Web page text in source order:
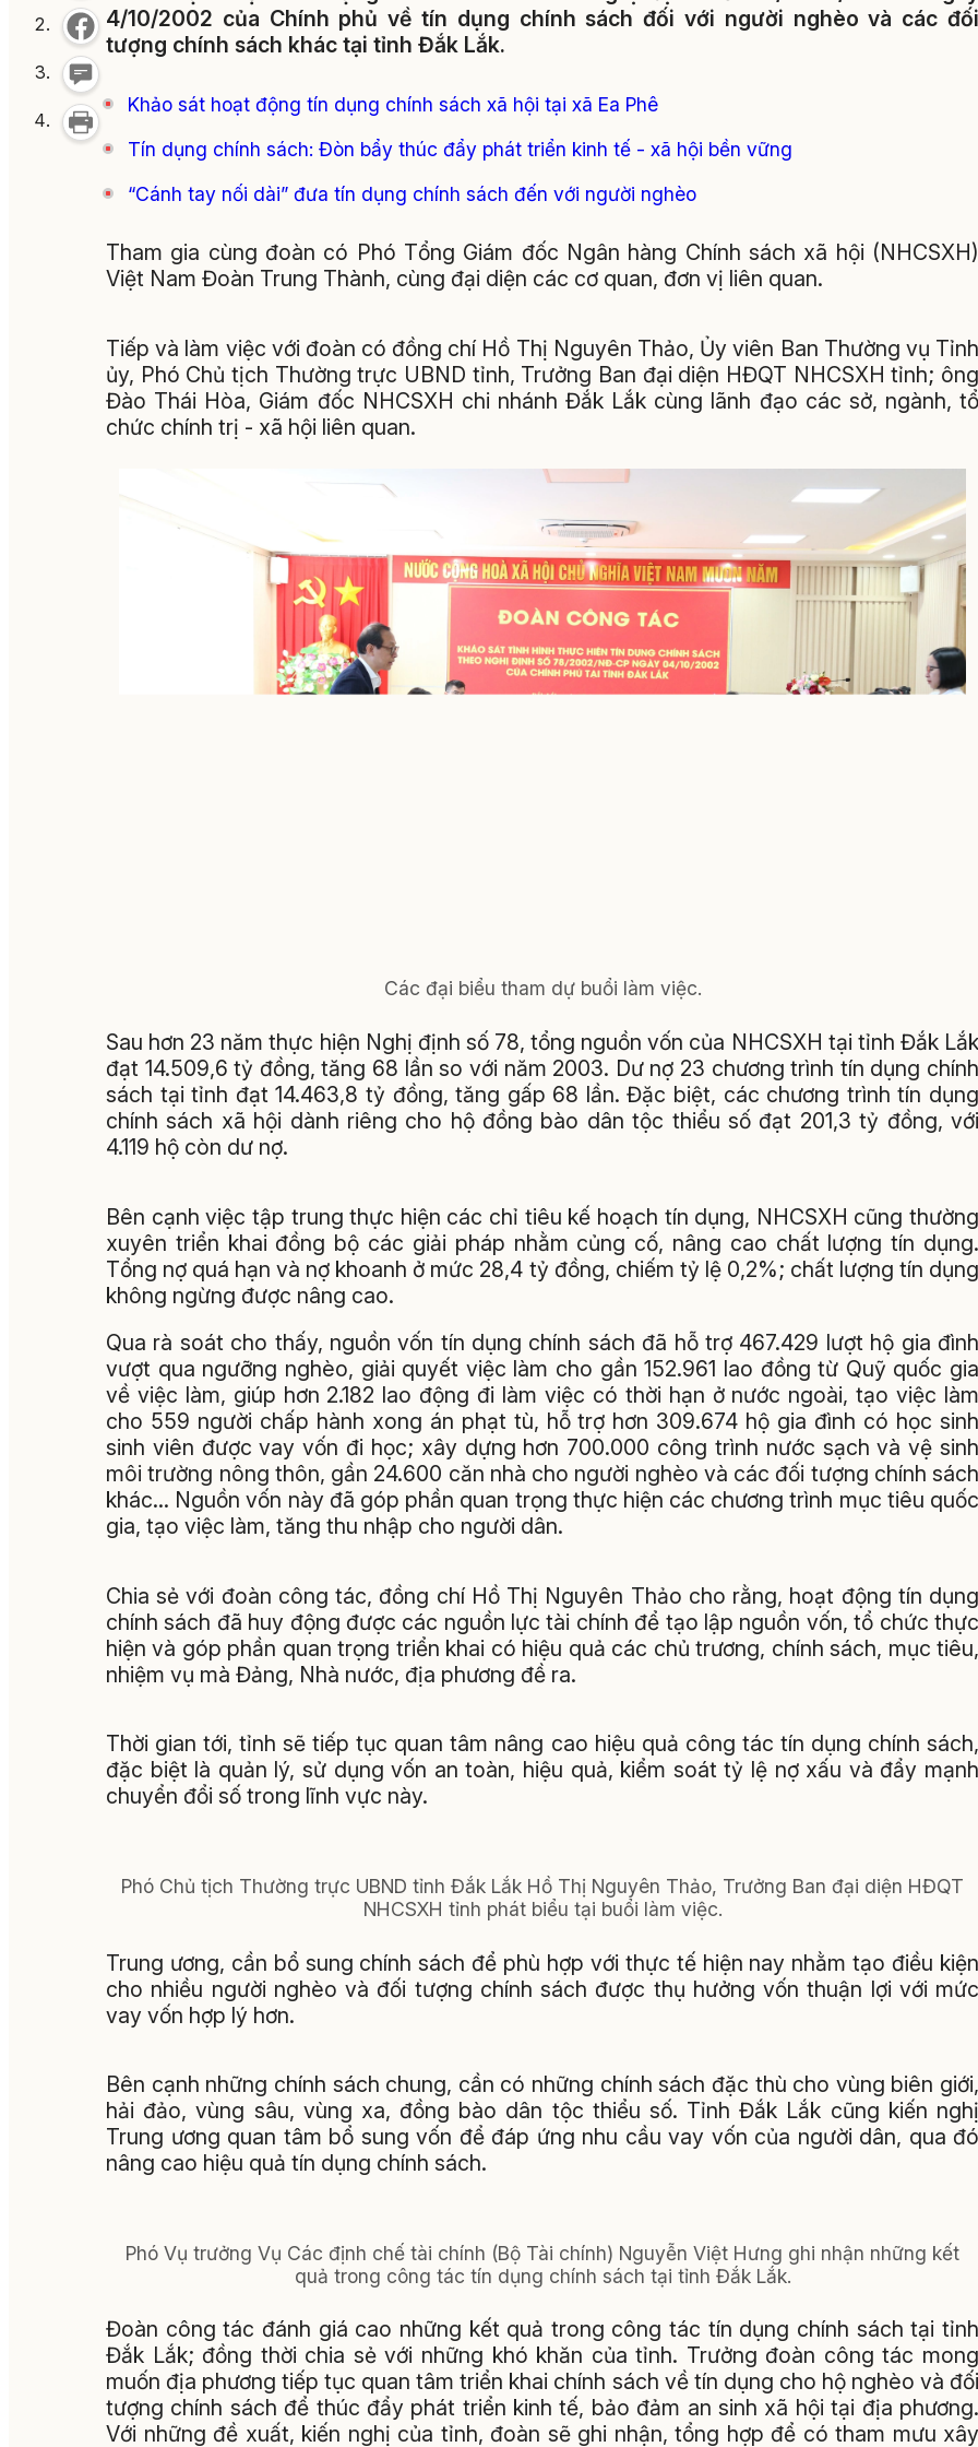
4/10/2002 của Chính phủ về tín dụng chính sách đối với người nghèo và các đối
tượng chính sách khác tại tỉnh Đắk Lắk.
Khảo sát hoạt động tín dụng chính sách xã hội tại xã Ea Phê
Tín dụng chính sách: Đòn bẩy thúc đẩy phát triển kinh tế - xã hội bền vững
“Cánh tay nối dài” đưa tín dụng chính sách đến với người nghèo
Tham gia cùng đoàn có Phó Tổng Giám đốc Ngân hàng Chính sách xã hội (NHCSXH)
Việt Nam Đoàn Trung Thành, cùng đại diện các cơ quan, đơn vị liên quan.
Tiếp và làm việc với đoàn có đồng chí Hồ Thị Nguyên Thảo, Ủy viên Ban Thường vụ Tỉnh
ủy, Phó Chủ tịch Thường trực UBND tỉnh, Trưởng Ban đại diện HĐQT NHCSXH tỉnh; ông
Đào Thái Hòa, Giám đốc NHCSXH chi nhánh Đắk Lắk cùng lãnh đạo các sở, ngành, tổ
chức chính trị - xã hội liên quan.
Các đại biểu tham dự buổi làm việc.
Sau hơn 23 năm thực hiện Nghị định số 78, tổng nguồn vốn của NHCSXH tại tỉnh Đắk Lắk
đạt 14.509,6 tỷ đồng, tăng 68 lần so với năm 2003. Dư nợ 23 chương trình tín dụng chính
sách tại tỉnh đạt 14.463,8 tỷ đồng, tăng gấp 68 lần. Đặc biệt, các chương trình tín dụng
chính sách xã hội dành riêng cho hộ đồng bào dân tộc thiểu số đạt 201,3 tỷ đồng, với
4.119 hộ còn dư nợ.
Bên cạnh việc tập trung thực hiện các chỉ tiêu kế hoạch tín dụng, NHCSXH cũng thường
xuyên triển khai đồng bộ các giải pháp nhằm củng cố, nâng cao chất lượng tín dụng.
Tổng nợ quá hạn và nợ khoanh ở mức 28,4 tỷ đồng, chiếm tỷ lệ 0,2%; chất lượng tín dụng
không ngừng được nâng cao.
Qua rà soát cho thấy, nguồn vốn tín dụng chính sách đã hỗ trợ 467.429 lượt hộ gia đình
vượt qua ngưỡng nghèo, giải quyết việc làm cho gần 152.961 lao đồng từ Quỹ quốc gia
về việc làm, giúp hơn 2.182 lao động đi làm việc có thời hạn ở nước ngoài, tạo việc làm
cho 559 người chấp hành xong án phạt tù, hỗ trợ hơn 309.674 hộ gia đình có học sinh
sinh viên được vay vốn đi học; xây dựng hơn 700.000 công trình nước sạch và vệ sinh
môi trường nông thôn, gần 24.600 căn nhà cho người nghèo và các đối tượng chính sách
khác... Nguồn vốn này đã góp phần quan trọng thực hiện các chương trình mục tiêu quốc
gia, tạo việc làm, tăng thu nhập cho người dân.
Chia sẻ với đoàn công tác, đồng chí Hồ Thị Nguyên Thảo cho rằng, hoạt động tín dụng
chính sách đã huy động được các nguồn lực tài chính để tạo lập nguồn vốn, tổ chức thực
hiện và góp phần quan trọng triển khai có hiệu quả các chủ trương, chính sách, mục tiêu,
nhiệm vụ mà Đảng, Nhà nước, địa phương đề ra.
Thời gian tới, tỉnh sẽ tiếp tục quan tâm nâng cao hiệu quả công tác tín dụng chính sách,
đặc biệt là quản lý, sử dụng vốn an toàn, hiệu quả, kiểm soát tỷ lệ nợ xấu và đẩy mạnh
chuyển đổi số trong lĩnh vực này.
Phó Chủ tịch Thường trực UBND tỉnh Đắk Lắk Hồ Thị Nguyên Thảo, Trưởng Ban đại diện HĐQT
NHCSXH tỉnh phát biểu tại buổi làm việc.
Trung ương, cần bổ sung chính sách để phù hợp với thực tế hiện nay nhằm tạo điều kiện
cho nhiều người nghèo và đối tượng chính sách được thụ hưởng vốn thuận lợi với mức
vay vốn hợp lý hơn.
Bên cạnh những chính sách chung, cần có những chính sách đặc thù cho vùng biên giới,
hải đảo, vùng sâu, vùng xa, đồng bào dân tộc thiểu số. Tỉnh Đắk Lắk cũng kiến nghị
Trung ương quan tâm bổ sung vốn để đáp ứng nhu cầu vay vốn của người dân, qua đó
nâng cao hiệu quả tín dụng chính sách.
Phó Vụ trưởng Vụ Các định chế tài chính (Bộ Tài chính) Nguyễn Việt Hưng ghi nhận những kết
quả trong công tác tín dụng chính sách tại tỉnh Đắk Lắk.
Đoàn công tác đánh giá cao những kết quả trong công tác tín dụng chính sách tại tỉnh
Đắk Lắk; đồng thời chia sẻ với những khó khăn của tỉnh. Trưởng đoàn công tác mong
muốn địa phương tiếp tục quan tâm triển khai chính sách về tín dụng cho hộ nghèo và đối
tượng chính sách để thúc đẩy phát triển kinh tế, bảo đảm an sinh xã hội tại địa phương.
Với những đề xuất, kiến nghị của tỉnh, đoàn sẽ ghi nhận, tổng hợp để có tham mưu xây